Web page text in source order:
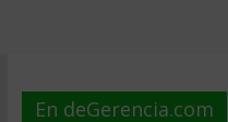
En deGerencia.com